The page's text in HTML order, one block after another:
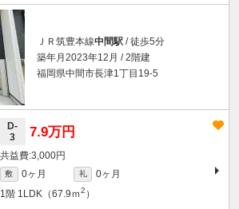
ＪＲ筑豊本線中間駅 / 徒歩5分
築年月2023年12月 / 2階建
福岡県中間市長津1丁目19-5
D-
3
7.9万円
3,000円
敷 0ヶ月 礼
0ヶ月
1階 1LDK（67.9ｍ2 ）